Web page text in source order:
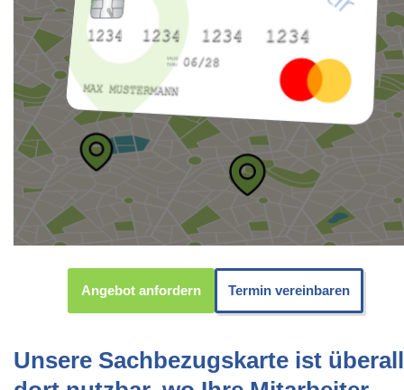
Angebot anfordern Termin vereinbaren
Unsere Sachbezugskarte ist überall